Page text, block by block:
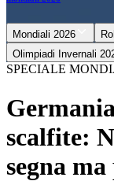
Mondiali 2026
Olimpiadi Invernali
SPECIALE
scalfite:
segna